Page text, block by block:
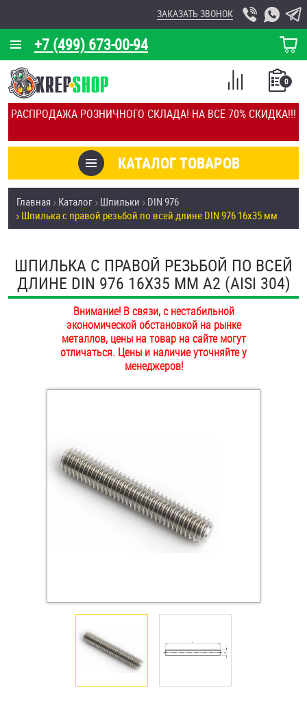
РАСПРОДАЖА РОЗНИЧНОГО СКЛАДА! НА ВСЁ 70% СКИДКА!!!
+7 (499) 673-00-94
ЗАКАЗАТЬ ЗВОНОК
КОРЗИНА
О КОМПАНИИ
КАЛЬКУЛЯТОР
ОТЗЫВЫ
УСЛУГИ
СКИДКИ
ОПТ
ПОКУПАТЕЛЯМ
ОПЛАТА И ДОСТАВКА
НАШИ МАГАЗИНЫ
КАТАЛОГ ТОВАРОВ
0
СПИСОК
СРАВНЕНИЕ
Товары со скидкой
Анкеры
Антивандальный крепёж, инструмент
Болты и винты
Втулки
Заклепки (Гайки-Заклепки)
Крюки, кольца с метрической резьбой
Крюки, кольца с шурупной резьбой
Оснастка и аксессуары для яхт
Главная Каталог Шпильки
DIN 976
Шпилька с правой резьбой по всей длине DIN 976 16х35 мм
ШПИЛЬКА С ПРАВОЙ РЕЗЬБОЙ ПО ВСЕЙ
ДЛИНЕ DIN 976 16Х35 ММ А2 (AISI 304)
Внимание! В связи, с нестабильной
экономической обстановкой на рынке
металлов, цены на товар на сайте могут
отличаться. Цены и наличие уточняйте у
менеджеров!